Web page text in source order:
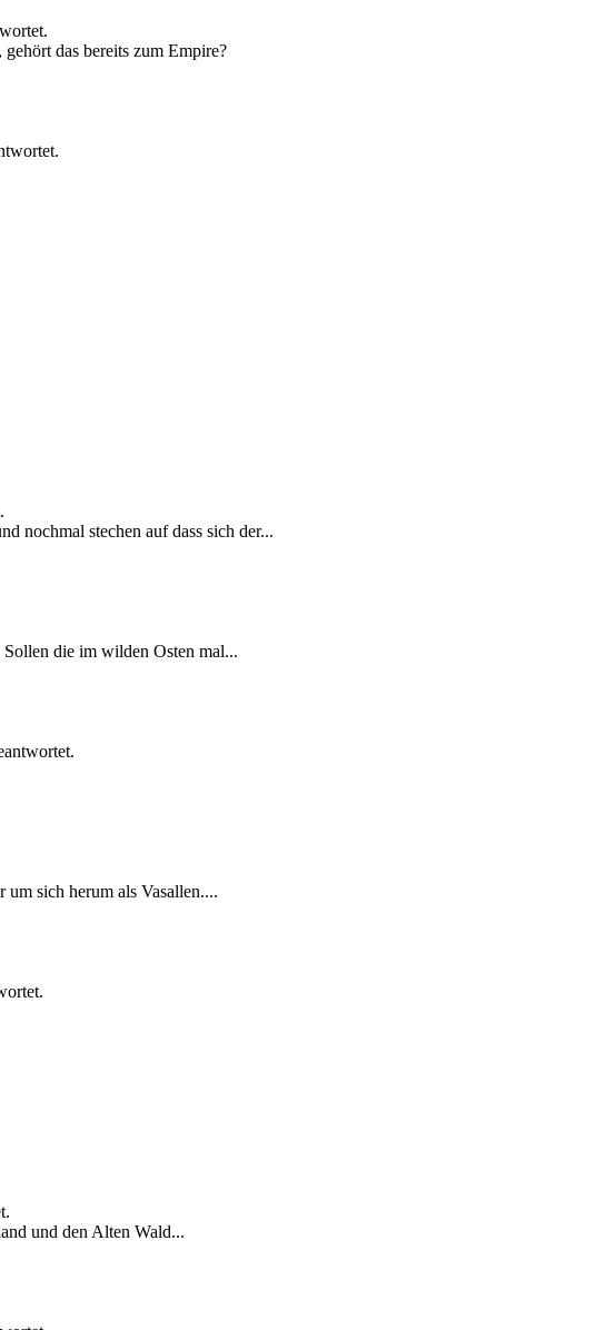
das bereits zum Empire?
nochmal stechen auf dass sich der...
die im wilden Osten mal...
sich herum als Vasallen....
und den Alten Wald...